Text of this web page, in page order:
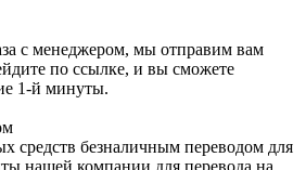
с менеджером, мы отправим вам
по ссылке, и вы сможете
1-й минуты.
средств безналичным переводом для